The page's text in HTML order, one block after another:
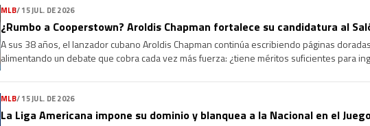
MLB/15 JUL. DE 2026
¿Rumbo a Cooperstown? Aroldis Chapman fortalece su candidatura al
A sus 38 años, el lanzador cubano Aroldis Chapman continúa escribiendo páginas
alimentando un debate que cobra cada vez más fuerza: ¿tiene méritos suficientes para
MLB/15 JUL. DE 2026
La Liga Americana impone su dominio y blanquea a la Nacional en el